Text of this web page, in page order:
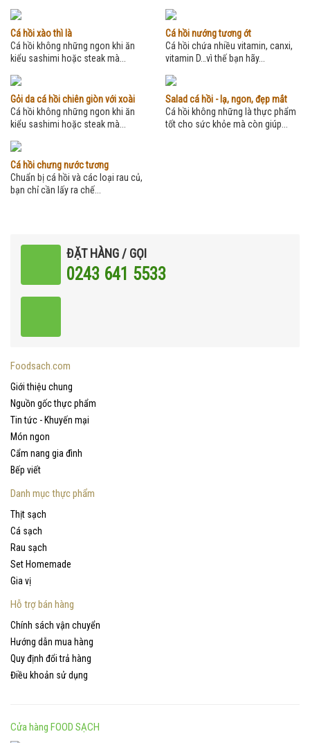
Cá hồi xào thì là
Cá hồi không những ngon khi ăn
kiểu sashimi hoặc steak mà...
Cá hồi nướng tương ớt
Cá hồi chứa nhiều vitamin, canxi,
vitamin D…vì thế bạn hãy...
Gỏi da cá hồi chiên giòn với xoài
Cá hồi không những ngon khi ăn
kiểu sashimi hoặc steak mà...
Salad cá hồi - lạ, ngon, đẹp mắt
Cá hồi không những là thực phẩm
tốt cho sức khỏe mà còn giúp...
Cá hồi chưng nước tương
Chuẩn bị cá hồi và các loại rau củ,
bạn chỉ cần lấy ra chế...
ĐẶT HÀNG / GỌI
0243 641 5533
Foodsach.com
Giới thiệu chung
Nguồn gốc thực phẩm
Tin tức - Khuyến mại
Món ngon
Cẩm nang gia đình
Bếp viết
Danh mục thực phẩm
Thịt sạch
Cá sạch
Rau sạch
Set Homemade
Gia vị
Hỗ trợ bán hàng
Chính sách vận chuyển
Hướng dẫn mua hàng
Quy định đổi trả hàng
Điều khoản sử dụng
Cửa hàng FOOD SẠCH